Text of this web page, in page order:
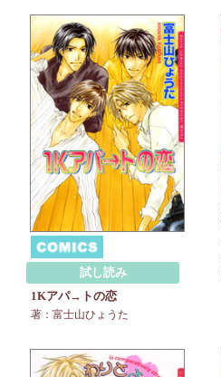
試し読み
1Kアパ→トの恋
著：富士山ひょうた